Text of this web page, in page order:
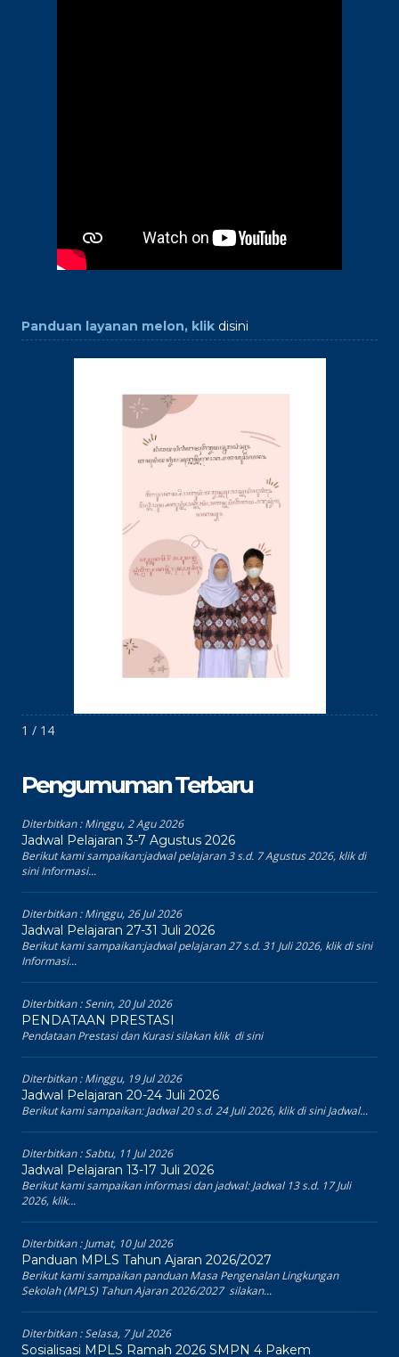
Panduan layanan melon, klik disini
1 / 14
Pengumuman Terbaru
Diterbitkan :Minggu, 2 Agu 2026
Jadwal Pelajaran 3-7 Agustus 2026
Berikut kami sampaikan:jadwal pelajaran 3 s.d. 7 Agustus 2026, klik di
sini Informasi...
Diterbitkan :Minggu, 26 Jul 2026
Jadwal Pelajaran 27-31 Juli 2026
Berikut kami sampaikan:jadwal pelajaran 27 s.d. 31 Juli 2026, klik di sini
Informasi...
Diterbitkan :Senin, 20 Jul 2026
PENDATAAN PRESTASI
Pendataan Prestasi dan Kurasi silakan klik di sini
Diterbitkan :Minggu, 19 Jul 2026
Jadwal Pelajaran 20-24 Juli 2026
Berikut kami sampaikan: Jadwal 20 s.d. 24 Juli 2026, klik di sini Jadwal...
Diterbitkan :Sabtu, 11 Jul 2026
Jadwal Pelajaran 13-17 Juli 2026
Berikut kami sampaikan informasi dan jadwal: Jadwal 13 s.d. 17 Juli
2026, klik...
Diterbitkan :Jumat, 10 Jul 2026
Panduan MPLS Tahun Ajaran 2026/2027
Berikut kami sampaikan panduan Masa Pengenalan Lingkungan
Sekolah (MPLS) Tahun Ajaran 2026/2027 silakan...
Diterbitkan :Selasa, 7 Jul 2026
Sosialisasi MPLS Ramah 2026 SMPN 4 Pakem